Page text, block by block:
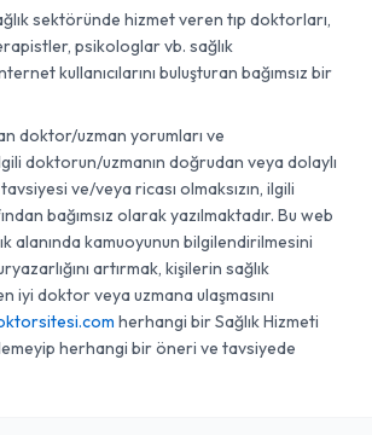
sektöründe hizmet veren tıp doktorları,
psikologlar vb. sağlık
kullanıcılarını buluşturan bağımsız bir
doktor/uzman yorumları ve
doktorun/uzmanın doğrudan veya dolaylı
ve/veya ricası olmaksızın, ilgili
bağımsız olarak yazılmaktadır. Bu web
alanında kamuoyunun bilgilendirilmesini
artırmak, kişilerin sağlık
iyi doktor veya uzmana ulaşmasını
herhangi bir Sağlık Hizmeti
herhangi bir öneri ve tavsiyede